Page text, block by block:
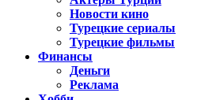
Новости кино
Турецкие сериалы
Турецкие фильмы
Финансы
Деньги
Реклама